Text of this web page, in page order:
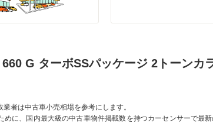
G ターボSSパッケージ 2トーンカ
者は中古車小売相場を参考にします。
めに、国内最大級の中古車物件掲載数を持つカーセンサーで最新